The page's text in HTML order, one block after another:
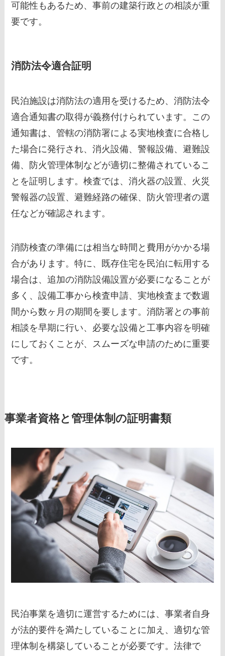
可能性もあるため、事前の建築行政との相談が重
要です。
消防法令適合証明
民泊施設は消防法の適用を受けるため、消防法令
適合通知書の取得が義務付けられています。この
通知書は、管轄の消防署による実地検査に合格し
た場合に発行され、消火設備、警報設備、避難設
備、防火管理体制などが適切に整備されているこ
とを証明します。検査では、消火器の設置、火災
警報器の設置、避難経路の確保、防火管理者の選
任などが確認されます。
消防検査の準備には相当な時間と費用がかかる場
合があります。特に、既存住宅を民泊に転用する
場合は、追加の消防設備設置が必要になることが
多く、設備工事から検査申請、実地検査まで数週
間から数ヶ月の期間を要します。消防署との事前
相談を早期に行い、必要な設備と工事内容を明確
にしておくことが、スムーズな申請のために重要
です。
事業者資格と管理体制の証明書類
民泊事業を適切に運営するためには、事業者自身
が法的要件を満たしていることに加え、適切な管
理体制を構築していることが必要です。法律で